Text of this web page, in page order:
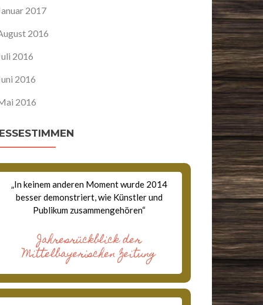
2017
2016
2016
2016
2016
„In keinem anderen Moment wurde 2014
besser demonstriert, wie Künstler und
Publikum zusammengehören“
Jahresrückblick der
Mittelbayerischen Zeitung